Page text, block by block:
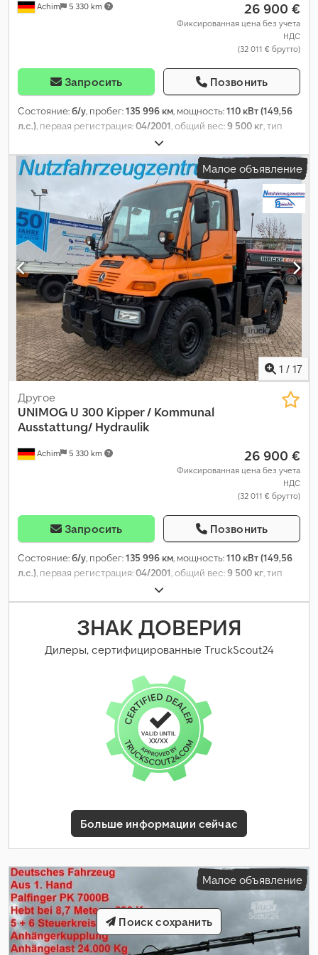
Achim 5 330 km 26 900 €
Фиксированная цена без учета
НДС
(32 011 € брутто)
Запросить Позвонить
Состояние:б/у, пробег:135 996 км, мощность:110 кВт (149,56
л.с.), первая регистрация:04/2001, общий вес:9 500 кг, тип
оранжевый
тип передачи:механический, класс выбросов:Евро 3, Год
выпуска:2000, Оборудование:ABS, кондиционер, полный
привод
Малое объявление
1 / 17
Achim 5 330 km
Другое
UNIMOG U 300 Kipper / Kommunal
Ausstattung/ Hydraulik
26 900 €
Фиксированная цена без учета
НДС
(32 011 € брутто)
Запросить Позвонить
Состояние:б/у, пробег:135 996 км, мощность:110 кВт (149,56
л.с.), первая регистрация:04/2001, общий вес:9 500 кг, тип
оранжевый
тип передачи:механический, класс выбросов:Евро 3, Год
2000, Оборудование:
ABS, кондиционер, полный
ЗНАК ДОВЕРИЯ
Дилеры, сертифицированные TruckScout24
Больше информации сейчас
Малое объявление
Поиск сохранить